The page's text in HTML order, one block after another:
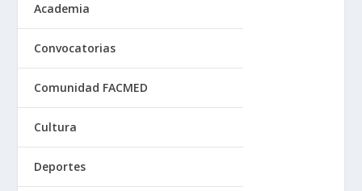
Academia
Convocatorias
Comunidad FACMED
Cultura
Deportes